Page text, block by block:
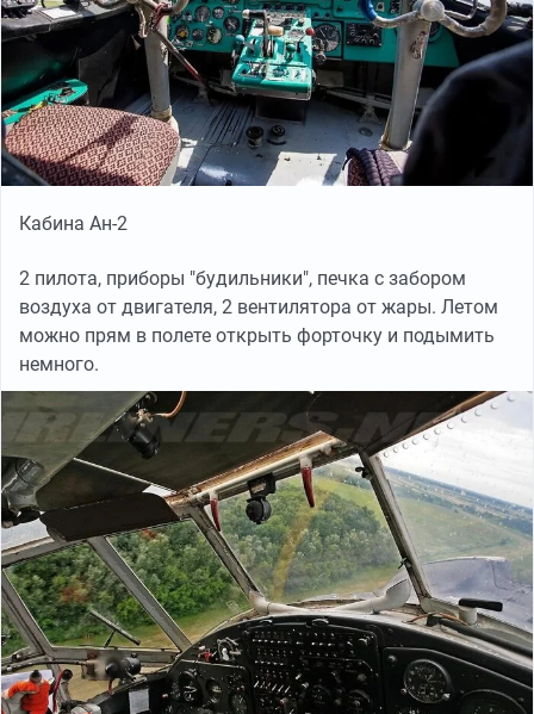
Кабина Ан-2
2 пилота, приборы "будильники", печка с забором
воздуха от двигателя, 2 вентилятора от жары. Летом
можно прям в полете открыть форточку и подымить
немного.